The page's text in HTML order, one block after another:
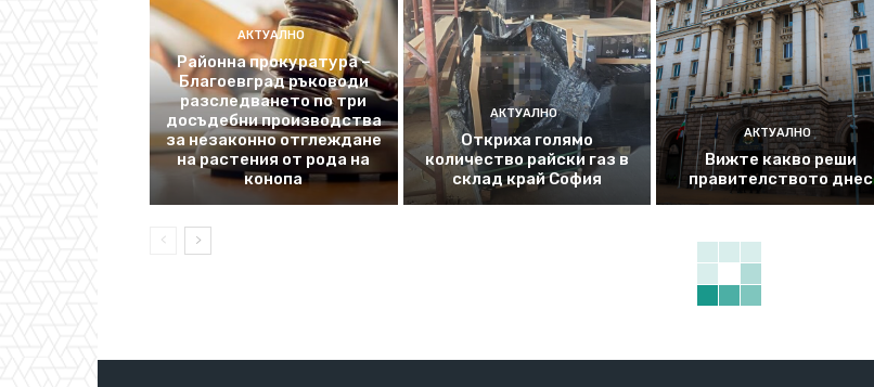
АКТУАЛНО
Районна прокуратура –
Благоевград ръководи
разследването по три
досъдебни производства
за незаконно отглеждане
на растения от рода на
конопа
АКТУАЛНО
Откриха голямо
количество райски газ в
склад край София
АКТУАЛНО
Вижте какво реши
правителството днес